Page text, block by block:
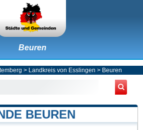
Beuren
> Landkreis von Esslingen > Beuren
BEUREN